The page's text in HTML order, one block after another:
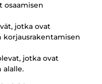
osaamisen
jotka ovat
jotka ovat
alalle.